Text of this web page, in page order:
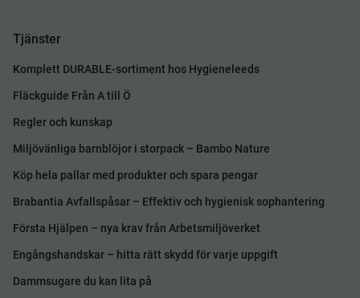
Tjänster
Komplett DURABLE-sortiment hos Hygieneleeds
Fläckguide Från A till Ö
Regler och kunskap
Miljövänliga barnblöjor i storpack – Bambo Nature
Köp hela pallar med produkter och spara pengar
Brabantia Avfallspåsar – Effektiv och hygienisk sophantering
Första Hjälpen – nya krav från Arbetsmiljöverket
Engångshandskar – hitta rätt skydd för varje uppgift
Dammsugare du kan lita på